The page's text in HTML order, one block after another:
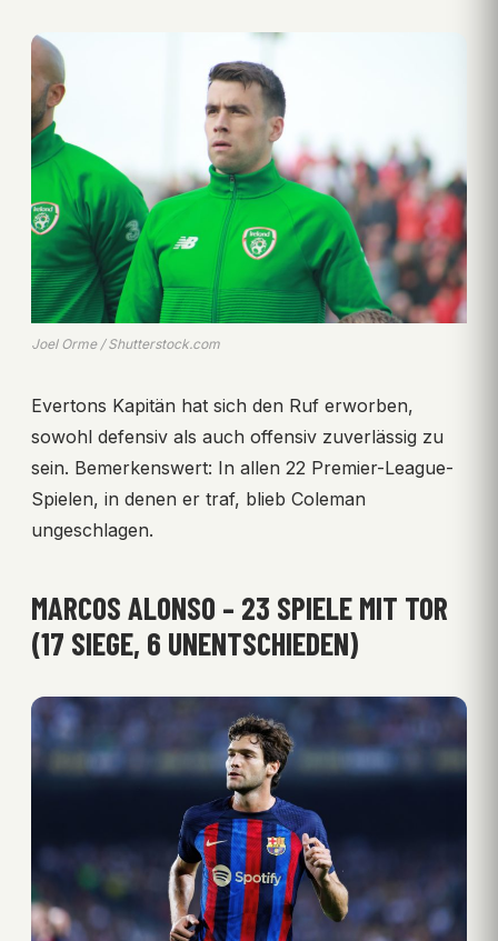
Joel Orme / Shutterstock.com
Evertons Kapitän hat sich den Ruf erworben,
sowohl defensiv als auch offensiv zuverlässig zu
sein. Bemerkenswert: In allen 22 Premier-League-
Spielen, in denen er traf, blieb Coleman
ungeschlagen.
MARCOS ALONSO – 23 SPIELE MIT TOR
(17 SIEGE, 6 UNENTSCHIEDEN)